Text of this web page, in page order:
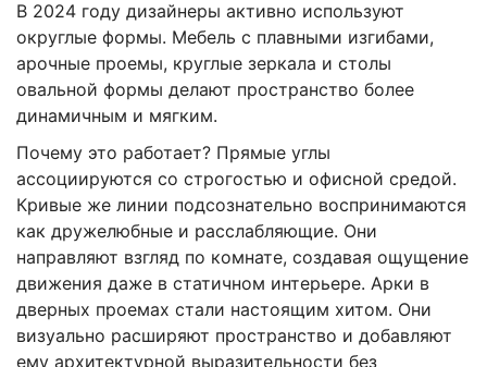
В 2024 году дизайнеры активно используют
округлые формы. Мебель с плавными изгибами,
арочные проемы, круглые зеркала и столы
овальной формы делают пространство более
динамичным и мягким.
Почему это работает? Прямые углы
ассоциируются со строгостью и офисной средой.
Кривые же линии подсознательно воспринимаются
как дружелюбные и расслабляющие. Они
направляют взгляд по комнате, создавая ощущение
движения даже в статичном интерьере. Арки в
дверных проемах стали настоящим хитом. Они
визуально расширяют пространство и добавляют
ему архитектурной выразительности без